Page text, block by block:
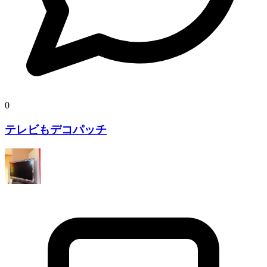
0
テレビもデコパッチ